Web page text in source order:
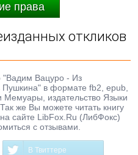
права
откликов
"Вадим Вацуро - Из
Пушкина" в формате fb2, epub,
издательство Языки
же Вы можете читать книгу
сайте LibFox.Ru (ЛибФокс)
с отзывами.
В Твиттере